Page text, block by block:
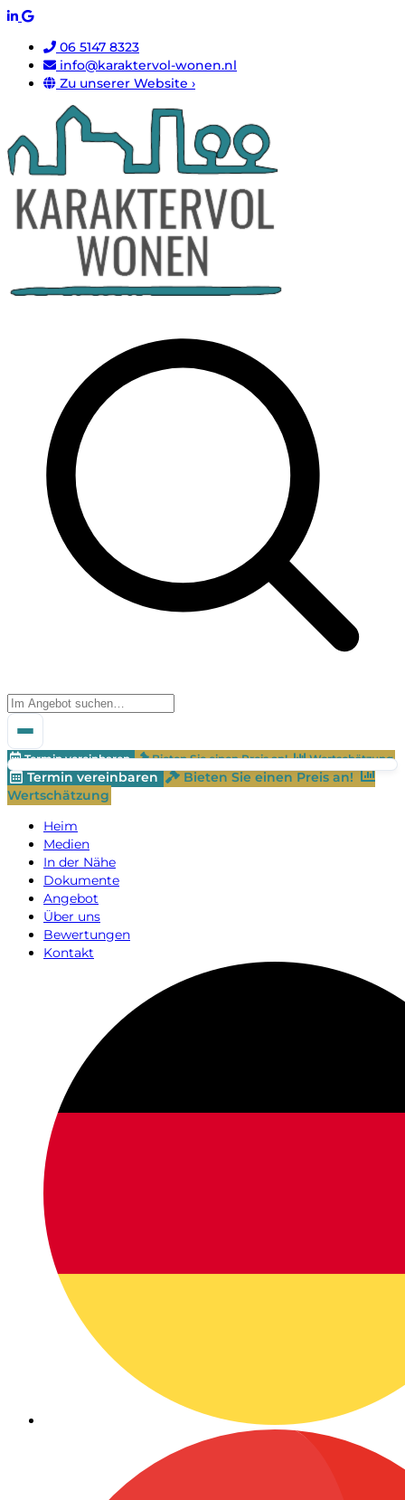
06 5147 8323
info@karaktervol-wonen.nl
Zu unserer Website ›
Termin vereinbaren Bieten Sie einen Preis an! Wertschätzung
Termin vereinbaren
Bieten Sie einen Preis an!
Wertschätzung
Heim
Medien
In der Nähe
Dokumente
Angebot
Über uns
Bewertungen
Kontakt